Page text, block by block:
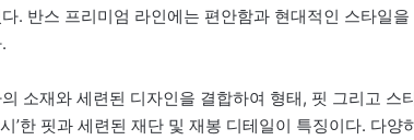
. 반스 프리미엄 라인에는 편안함과 현대적인 스타일
소재와 세련된 디자인을 결합하여 형태, 핏 그리고 스
시’한 핏과 세련된 재단 및 재봉 디테일이 특징이다. 다